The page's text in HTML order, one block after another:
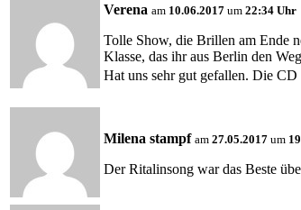
Verena am 10.06.2017 um 22:34 Uhr
Tolle Show, die Brillen am Ende
Klasse, das ihr aus Berlin den
Hat uns sehr gut gefallen. Die
Milena stampf am 27.05.2017 um
Der Ritalinsong war das Beste